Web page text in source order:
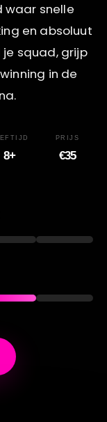
waar snelle
en absoluut
je squad, grijp
in de
8+
PRIJS
€35